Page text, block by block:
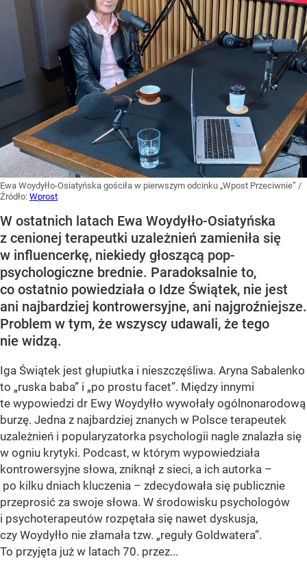
Ewa Woydyłło-Osiatyńska gościła w pierwszym odcinku „Wpost Przeciwnie” /
Źródło: Wprost
W ostatnich latach Ewa Woydyłło-Osiatyńska
z cenionej terapeutki uzależnień zamieniła się
w influencerkę, niekiedy głoszącą pop-
psychologiczne brednie. Paradoksalnie to,
co ostatnio powiedziała o Idze Świątek, nie jest
ani najbardziej kontrowersyjne, ani najgroźniejsze.
Problem w tym, że wszyscy udawali, że tego
nie widzą.
Iga Świątek jest głupiutka i nieszczęśliwa. Aryna Sabalenko
to „ruska baba” i „po prostu facet”. Między innymi
te wypowiedzi dr Ewy Woydyłło wywołały ogólnonarodową
burzę. Jedna z najbardziej znanych w Polsce terapeutek
uzależnień i popularyzatorka psychologii nagle znalazła się
w ogniu krytyki. Podcast, w którym wypowiedziała
kontrowersyjne słowa, zniknął z sieci, a ich autorka –
po kilku dniach kluczenia – zdecydowała się publicznie
przeprosić za swoje słowa. W środowisku psychologów
i psychoterapeutów rozpętała się nawet dyskusja,
czy Woydyłło nie złamała tzw. „reguły Goldwatera”.
To przyjęta już w latach 70. przez...